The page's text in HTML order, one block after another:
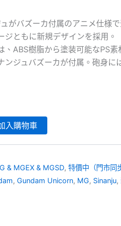
がバズーカ付属のアニメ仕様で
ともに新規デザインを採用。
ABS樹脂から塗装可能なPS素
ジュバズーカが付属。砲身に
入購物車
& MGEX & MGSD,特價中（門市同
,Gundam Unicorn, MG, Sinanju,